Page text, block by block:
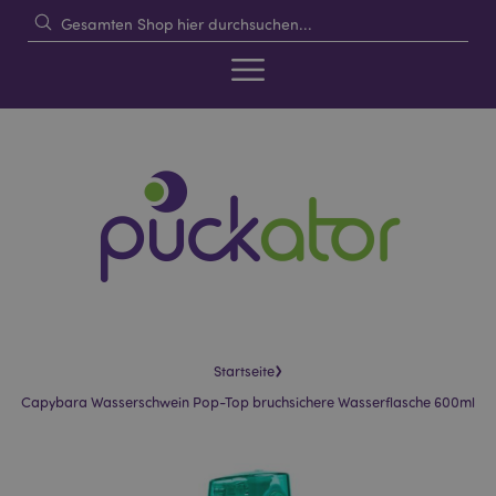
Startseite›
Capybara Wasserschwein Pop-Top bruchsichere Wasserflasche 600ml